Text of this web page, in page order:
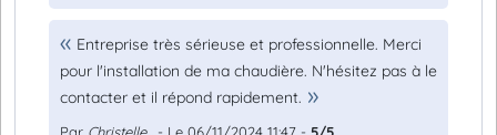
Entreprise très sérieuse et professionnelle. Merci
pour l'installation de ma chaudière. N'hésitez pas à le
contacter et il répond rapidement.